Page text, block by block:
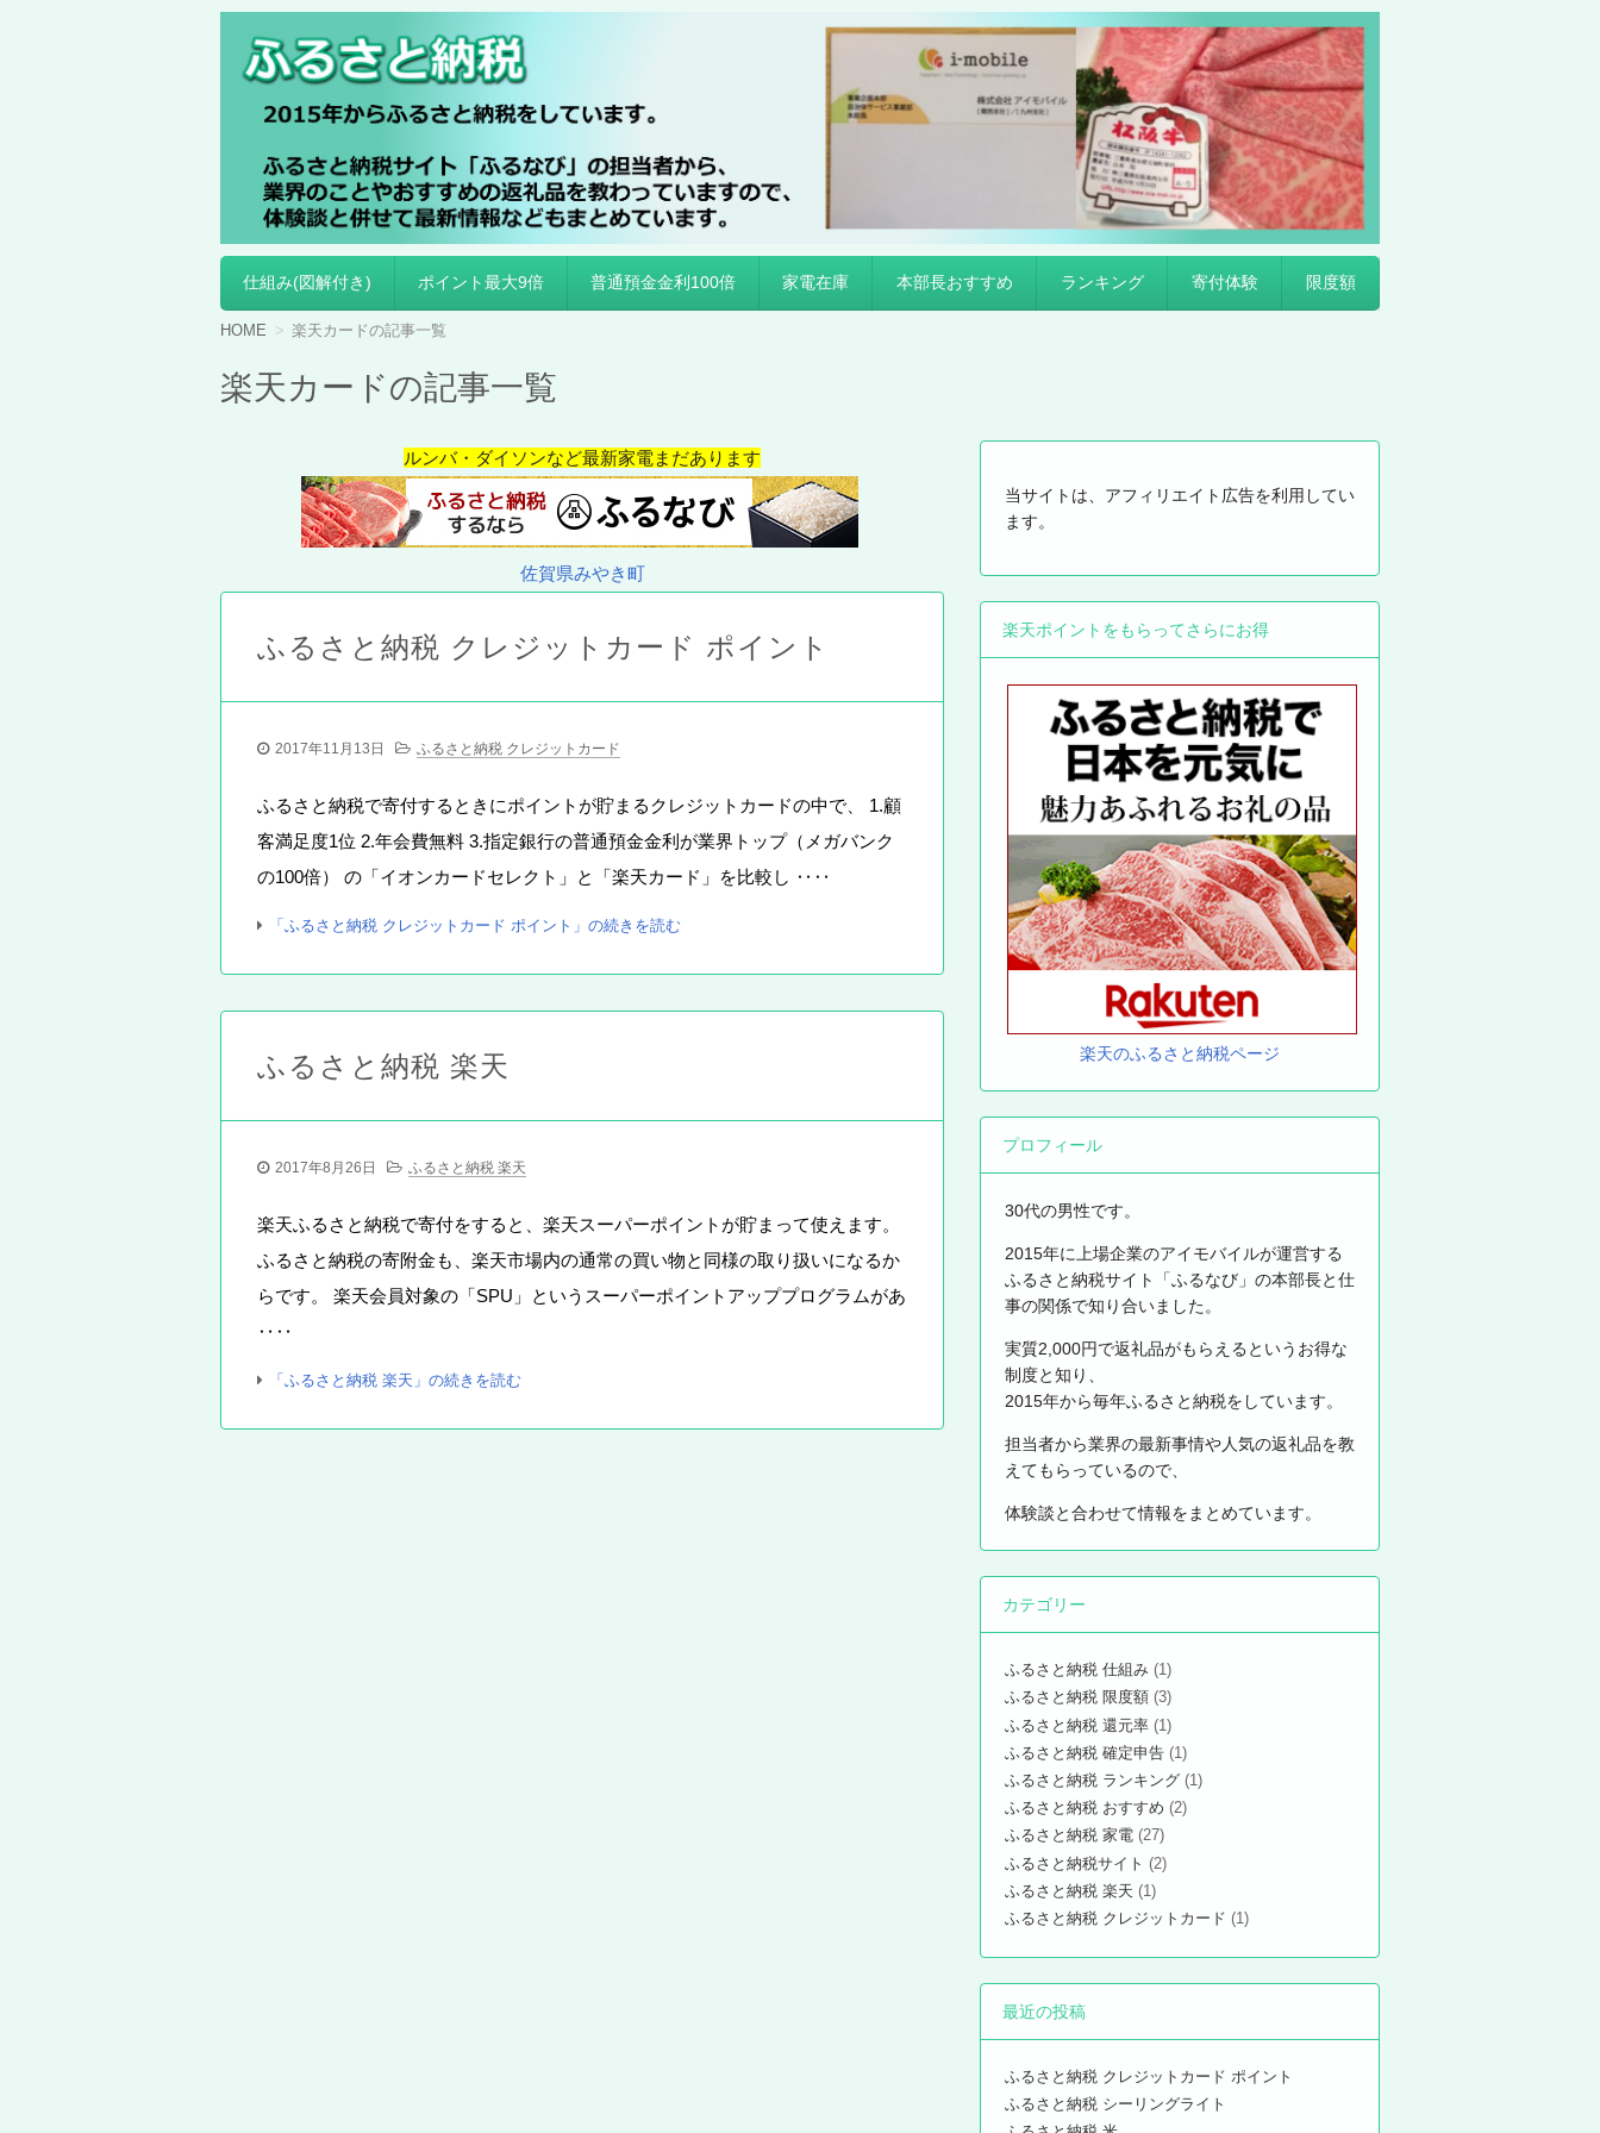
ふるさと納税
コ
ン
テ
ツ
へ
仕組み(図解付き) ポイント最大9倍 普通預金金利100倍 家電在庫 本部長おすすめ ランキング 寄付体験 限度額
HOME 楽天カードの記事一覧
楽天カードの記事一覧
ルンバ・ダイソンなど最新家電まだあります
佐賀県みやき町
ふるさと納税 クレジットカード ポイント
2017年11月13日 ふるさと納税 クレジットカード
ふるさと納税で寄付するときにポイントが貯まるクレジットカードの中で、 1.顧
客満足度1位 2.年会費無料 3.指定銀行の普通預金金利が業界トップ（メガバンク
の100倍） の「イオンカードセレクト」と「楽天カード」を比較し ‥‥
「ふるさと納税 クレジットカード ポイント」の続きを読む
ふるさと納税 楽天
2017年8月26日 ふるさと納税 楽天
楽天ふるさと納税で寄付をすると、楽天スーパーポイントが貯まって使えます。
ふるさと納税の寄附金も、楽天市場内の通常の買い物と同様の取り扱いになるか
らです。 楽天会員対象の「SPU」というスーパーポイントアッププログラムがあ
‥‥
「ふるさと納税 楽天」の続きを読む
当サイトは、アフィリエイト広告を利用してい
ます。
楽天ポイントをもらってさらにお得
楽天のふるさと納税ページ
プロフィール
30代の男性です。
2015年に上場企業のアイモバイルが運営する
ふるさと納税サイト「ふるなび」の本部長と仕
事の関係で知り合いました。
実質2,000円で返礼品がもらえるというお得な
制度と知り、
2015年から毎年ふるさと納税をしています。
担当者から業界の最新事情や人気の返礼品を教
えてもらっているので、
体験談と合わせて情報をまとめています。
カテゴリー
ふるさと納税 仕組み (1)
ふるさと納税 限度額 (3)
ふるさと納税 還元率 (1)
ふるさと納税 確定申告 (1)
ふるさと納税 ランキング (1)
ふるさと納税 おすすめ (2)
ふるさと納税 家電 (27)
ふるさと納税サイト (2)
ふるさと納税 楽天 (1)
ふるさと納税 クレジットカード (1)
最近の投稿
ふるさと納税 クレジットカード ポイント
ふるさと納税 シーリングライト